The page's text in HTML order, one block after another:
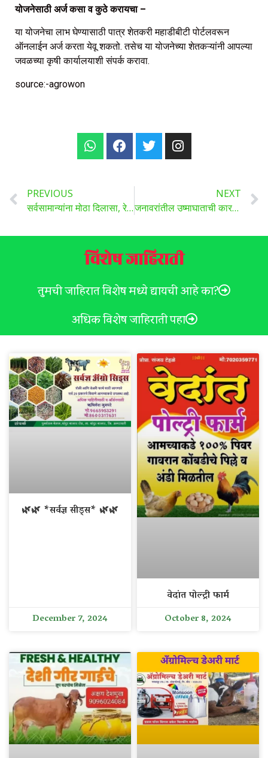
योजनेसाठी अर्ज कसा व कुठे करायचा –
या योजनेचा लाभ घेण्यासाठी पात्र शेतकरी महाडीबीटी पोर्टलवरून
ऑनलाईन अर्ज करता येवू शकतो. तसेच या योजनेच्या शेतकऱ्यांनी आपल्या
जवळच्या कृषी कार्यालयाशी संपर्क करावा.
source:-agrowon
PREVIOUS
सर्वसामान्यांना मोठा दिलासा, रेशन-आधार लिंक करण्याची तारीख वाढवली, अशाप्रकारे करू शकता लिंक
NEXT
जनावरांतील उष्माघाताची कारणे, लक्षणे, उपचार
विशेष जाहिराती
तुमची जाहिरात विशेष मध्ये द्यायची आहे का?
अधिक विशेष जाहिराती पहा
🌿🌿 *सर्वज्ञ सीड्स* 🌿🌿
December 7, 2024
वेदांत पोल्ट्री फार्म
October 8, 2024